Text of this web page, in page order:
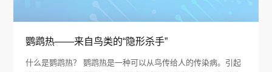
鹦鹉热——来自鸟类的“隐形杀手”
什么是鹦鹉热？ 鹦鹉热是一种可以从鸟传给人的传染病。引起